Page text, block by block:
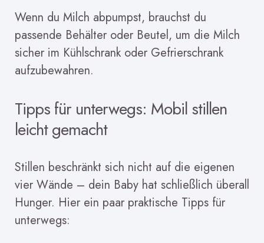
Wenn du Milch abpumpst, brauchst du
passende Behälter oder Beutel, um die Milch
sicher im Kühlschrank oder Gefrierschrank
aufzubewahren.
Tipps für unterwegs: Mobil stillen
leicht gemacht
Stillen beschränkt sich nicht auf die eigenen
vier Wände – dein Baby hat schließlich überall
Hunger. Hier ein paar praktische Tipps für
unterwegs: